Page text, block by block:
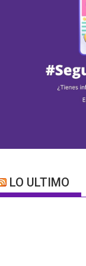
LO ULTIMO